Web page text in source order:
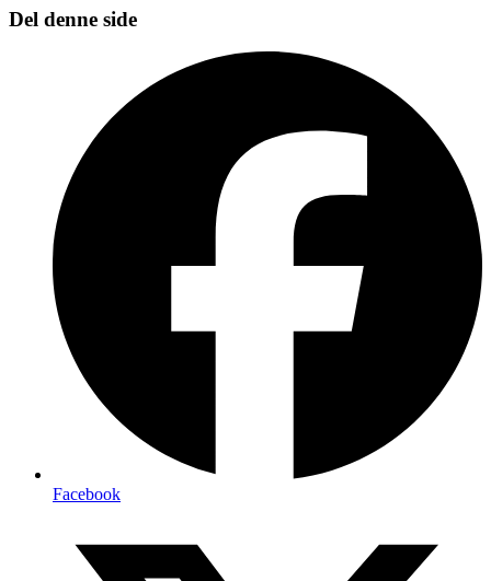
Del denne side
Facebook